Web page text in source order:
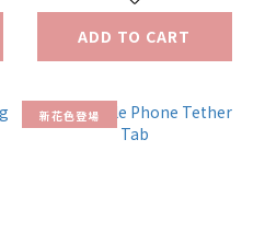
ADD TO CART
新花色登場